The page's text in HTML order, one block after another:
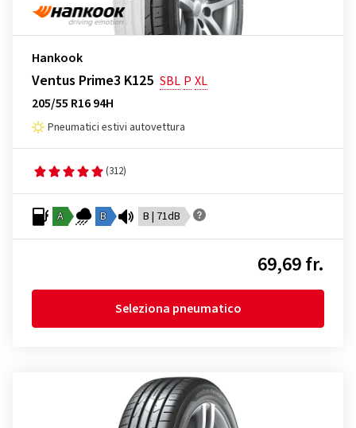
Hankook
Ventus Prime3 K125 SBL P XL
205/55 R16 94H
Pneumatici estivi autovettura
(312)
A B B | 71dB
69,69 fr.
Seleziona pneumatico